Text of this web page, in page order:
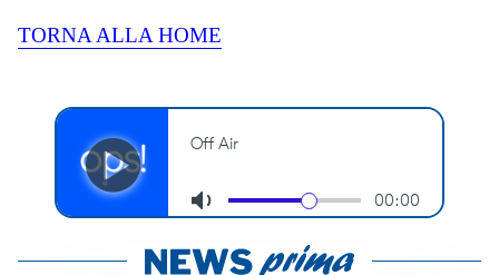
TORNA ALLA HOME